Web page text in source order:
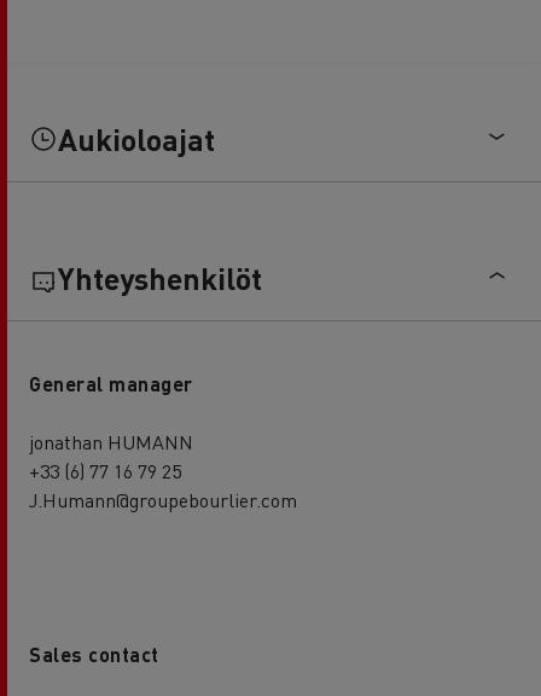
Aukioloajat
Yhteyshenkilöt
General manager
jonathan HUMANN
+33 (6) 77 16 79 25
J.Humann@groupebourlier.com
Sales contact